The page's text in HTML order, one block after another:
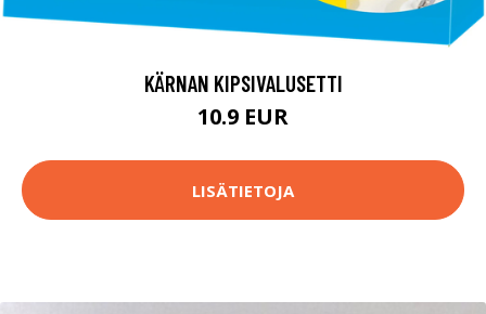
KÄRNAN KIPSIVALUSETTI
10.9 EUR
LISÄTIETOJA